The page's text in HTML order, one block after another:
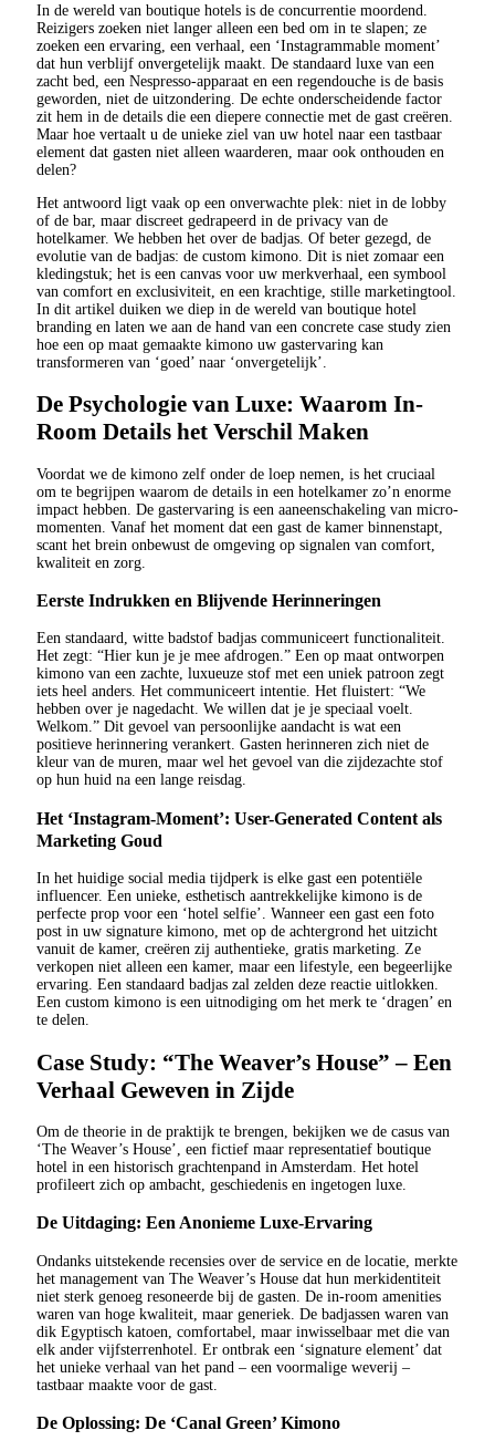
In de wereld van boutique hotels is de concurrentie moordend.
Reizigers zoeken niet langer alleen een bed om in te slapen; ze
zoeken een ervaring, een verhaal, een ‘Instagrammable moment’
dat hun verblijf onvergetelijk maakt. De standaard luxe van een
zacht bed, een Nespresso-apparaat en een regendouche is de basis
geworden, niet de uitzondering. De echte onderscheidende factor
zit hem in de details die een diepere connectie met de gast creëren.
Maar hoe vertaalt u de unieke ziel van uw hotel naar een tastbaar
element dat gasten niet alleen waarderen, maar ook onthouden en
delen?
Het antwoord ligt vaak op een onverwachte plek: niet in de lobby
of de bar, maar discreet gedrapeerd in de privacy van de
hotelkamer. We hebben het over de badjas. Of beter gezegd, de
evolutie van de badjas: de custom kimono. Dit is niet zomaar een
kledingstuk; het is een canvas voor uw merkverhaal, een symbool
van comfort en exclusiviteit, en een krachtige, stille marketingtool.
In dit artikel duiken we diep in de wereld van boutique hotel
branding en laten we aan de hand van een concrete case study zien
hoe een op maat gemaakte kimono uw gastervaring kan
transformeren van ‘goed’ naar ‘onvergetelijk’.
De Psychologie van Luxe: Waarom In-
Room Details het Verschil Maken
Voordat we de kimono zelf onder de loep nemen, is het cruciaal
om te begrijpen waarom de details in een hotelkamer zo’n enorme
impact hebben. De gastervaring is een aaneenschakeling van micro-
momenten. Vanaf het moment dat een gast de kamer binnenstapt,
scant het brein onbewust de omgeving op signalen van comfort,
kwaliteit en zorg.
Eerste Indrukken en Blijvende Herinneringen
Een standaard, witte badstof badjas communiceert functionaliteit.
Het zegt: “Hier kun je je mee afdrogen.” Een op maat ontworpen
kimono van een zachte, luxueuze stof met een uniek patroon zegt
iets heel anders. Het communiceert intentie. Het fluistert: “We
hebben over je nagedacht. We willen dat je je speciaal voelt.
Welkom.” Dit gevoel van persoonlijke aandacht is wat een
positieve herinnering verankert. Gasten herinneren zich niet de
kleur van de muren, maar wel het gevoel van die zijdezachte stof
op hun huid na een lange reisdag.
Het ‘Instagram-Moment’: User-Generated Content als
Marketing Goud
In het huidige social media tijdperk is elke gast een potentiële
influencer. Een unieke, esthetisch aantrekkelijke kimono is de
perfecte prop voor een ‘hotel selfie’. Wanneer een gast een foto
post in uw signature kimono, met op de achtergrond het uitzicht
vanuit de kamer, creëren zij authentieke, gratis marketing. Ze
verkopen niet alleen een kamer, maar een lifestyle, een begeerlijke
ervaring. Een standaard badjas zal zelden deze reactie uitlokken.
Een custom kimono is een uitnodiging om het merk te ‘dragen’ en
te delen.
Case Study: “The Weaver’s House” – Een
Verhaal Geweven in Zijde
Om de theorie in de praktijk te brengen, bekijken we de casus van
‘The Weaver’s House’, een fictief maar representatief boutique
hotel in een historisch grachtenpand in Amsterdam. Het hotel
profileert zich op ambacht, geschiedenis en ingetogen luxe.
De Uitdaging: Een Anonieme Luxe-Ervaring
Ondanks uitstekende recensies over de service en de locatie, merkte
het management van The Weaver’s House dat hun merkidentiteit
niet sterk genoeg resoneerde bij de gasten. De in-room amenities
waren van hoge kwaliteit, maar generiek. De badjassen waren van
dik Egyptisch katoen, comfortabel, maar inwisselbaar met die van
elk ander vijfsterrenhotel. Er ontbrak een ‘signature element’ dat
het unieke verhaal van het pand – een voormalige weverij –
tastbaar maakte voor de gast.
De Oplossing: De ‘Canal Green’ Kimono